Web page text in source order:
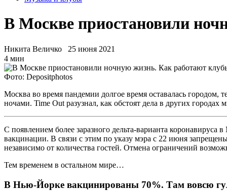
В Москве приостановили
Никита Величко
25 июня 2021
4 мин
Фото: Depositphotos
Москва во время пандемии долгое время оставалась
ночами. Time Out разузнал, как обстоят дела в других
С появлением более заразного дельта-варианта
вакцинации. В связи с этим по указу мэра с 22 июня
независимо от количества гостей. Отмена ограничений
Тем временем в остальном мире…
В Нью-Йорке вакцинированы 70%. Там вовсю